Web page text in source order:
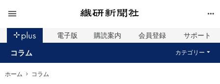
電子版 購読案内 会員登録 サポート
コラム カテゴリー
ホーム コラム